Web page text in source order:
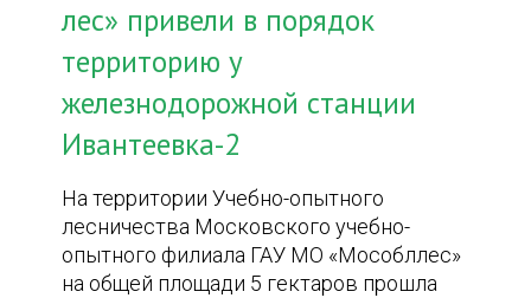
лес» привели в порядок
территорию у
железнодорожной станции
Ивантеевка-2
На территории Учебно-опытного
лесничества Московского учебно-
опытного филиала ГАУ МО «Мособллес»
на общей площади 5 гектаров прошла